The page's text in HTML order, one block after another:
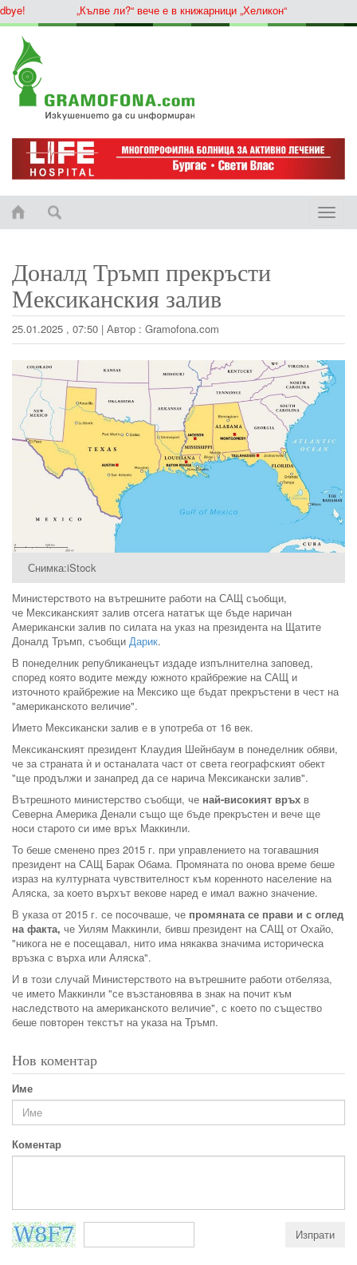
„Кълве ли?“ вече е в книжарници „Хеликон“
Toggle
Доналд Тръмп прекръсти
Мексиканския залив
25.01.2025 , 07:50 | Автор : Gramofona.com
Снимка:iStock
Министерството на вътрешните работи на САЩ съобщи,
че Мексиканският залив отсега нататък ще бъде наричан
Американски залив по силата на указ на президента на Щатите
Доналд Тръмп, съобщи Дарик.
В понеделник републиканецът издаде изпълнителна заповед,
според която водите между южното крайбрежие на САЩ и
източното крайбрежие на Мексико ще бъдат прекръстени в чест на
"американското величие".
Името Мексикански залив е в употреба от 16 век.
Мексиканският президент Клаудия Шейнбаум в понеделник обяви,
че за страната ѝ и останалата част от света географският обект
"ще продължи и занапред да се нарича Мексикански залив".
Вътрешното министерство съобщи, че най-високият връх в
Северна Америка Денали също ще бъде прекръстен и вече ще
носи старото си име връх Маккинли.
То беше сменено през 2015 г. при управлението на тогавашния
президент на САЩ Барак Обама. Промяната по онова време беше
израз на културната чувствителност към коренното население на
Аляска, за което върхът векове наред е имал важно значение.
В указа от 2015 г. се посочваше, че промяната се прави и с оглед
на факта, че Уилям Маккинли, бивш президент на САЩ от Охайо,
"никога не е посещавал, нито има някаква значима историческа
връзка с върха или Аляска".
И в този случай Министерството на вътрешните работи отбеляза,
че името Маккинли "се възстановява в знак на почит към
наследството на американското величие", с което по същество
беше повторен текстът на указа на Тръмп.
Нов коментар
Име
Коментар